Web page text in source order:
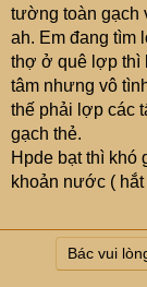
tường toàn gạch
ah. Em đang tìm
thợ ở quê lợp thì
tâm nhưng vô
thế phải lợp các
gạch thẻ.
Hpde bạt thì khó
khoản nước ( hắt
Bác vui